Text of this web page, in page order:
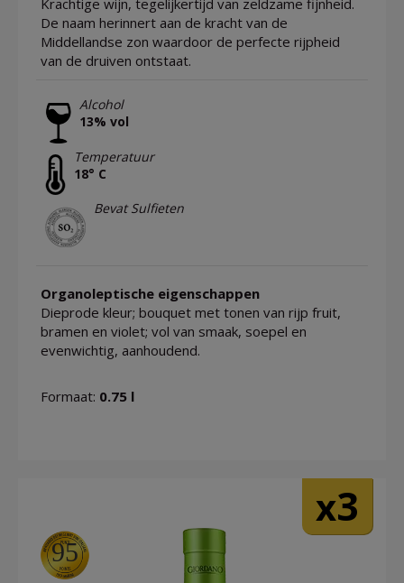
Krachtige wijn, tegelijkertijd van zeldzame fijnheid.
De naam herinnert aan de kracht van de
Middellandse zon waardoor de perfecte rijpheid
van de druiven ontstaat.
Alcohol
13% vol
Temperatuur
18° C
Bevat Sulfieten
Organoleptische eigenschappen
Dieprode kleur; bouquet met tonen van rijp fruit,
bramen en violet; vol van smaak, soepel en
evenwichtig, aanhoudend.
Formaat: 0.75 l
95
x3